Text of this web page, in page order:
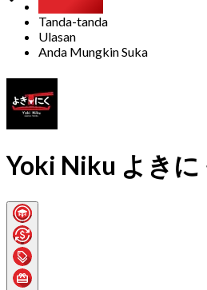
Tanda-tanda
Ulasan
Anda Mungkin Suka
Yoki Niku よき